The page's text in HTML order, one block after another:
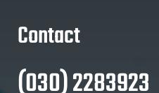
Contact
(030) 2283923